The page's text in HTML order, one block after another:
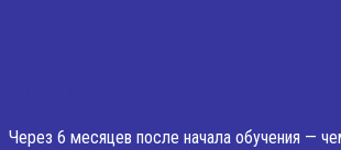
Через 6 месяцев после начала обучения —